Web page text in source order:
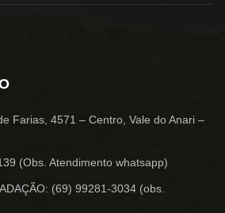
Farias, 4571 – Centro, Vale do Anari –
(Obs. Atendimento whatsapp)
(69) 99281-3034 (obs.